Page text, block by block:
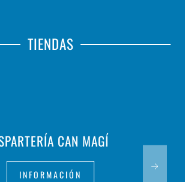
TIENDAS
CAN MAGÍ
INFORMACIÓN